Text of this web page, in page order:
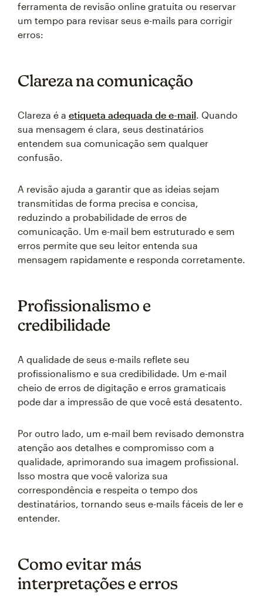
ferramenta de revisão online gratuita ou reservar
um tempo para revisar seus e-mails para corrigir
erros:
Clareza na comunicação
Clareza é a etiqueta adequada de e-mail. Quando
sua mensagem é clara, seus destinatários
entendem sua comunicação sem qualquer
confusão.
A revisão ajuda a garantir que as ideias sejam
transmitidas de forma precisa e concisa,
reduzindo a probabilidade de erros de
comunicação. Um e-mail bem estruturado e sem
erros permite que seu leitor entenda sua
mensagem rapidamente e responda corretamente.
Profissionalismo e
credibilidade
A qualidade de seus e-mails reflete seu
profissionalismo e sua credibilidade. Um e-mail
cheio de erros de digitação e erros gramaticais
pode dar a impressão de que você está desatento.
Por outro lado, um e-mail bem revisado demonstra
atenção aos detalhes e compromisso com a
qualidade, aprimorando sua imagem profissional.
Isso mostra que você valoriza sua
correspondência e respeita o tempo dos
destinatários, tornando seus e-mails fáceis de ler e
entender.
Como evitar más
interpretações e erros